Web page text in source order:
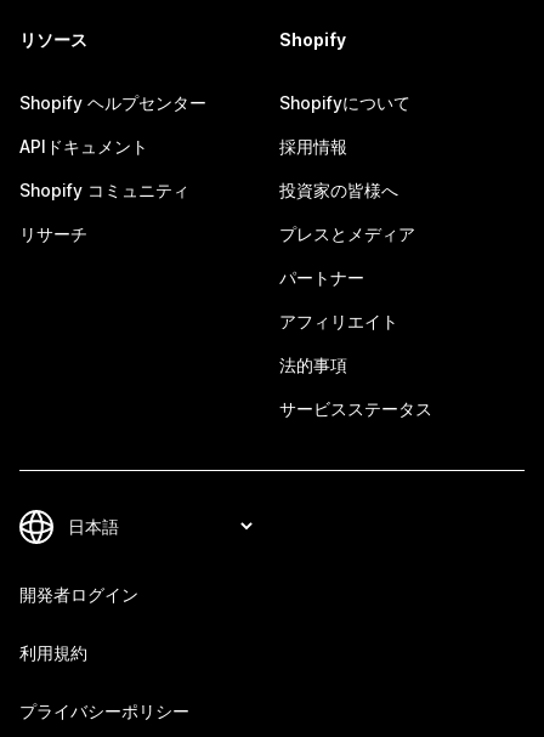
リソース
Shopify ヘルプセンター
APIドキュメント
Shopify コミュニティ
リサーチ
Shopify
Shopifyについて
採用情報
投資家の皆様へ
プレスとメディア
パートナー
アフィリエイト
法的事項
サービスステータス
開発者ログイン
利用規約
プライバシーポリシー